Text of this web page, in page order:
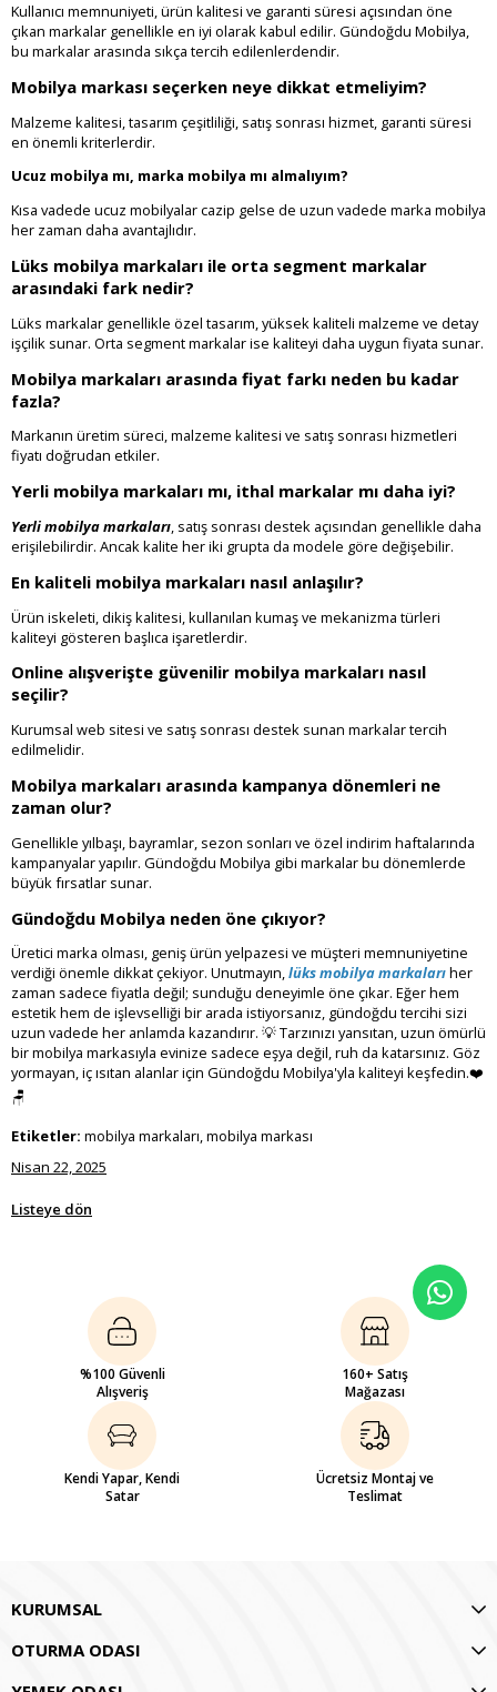
Kullanıcı memnuniyeti, ürün kalitesi ve garanti süresi açısından öne
çıkan markalar genellikle en iyi olarak kabul edilir. Gündoğdu Mobilya,
bu markalar arasında sıkça tercih edilenlerdendir.
Mobilya markası seçerken neye dikkat etmeliyim?
Malzeme kalitesi, tasarım çeşitliliği, satış sonrası hizmet, garanti süresi
en önemli kriterlerdir.
Ucuz mobilya mı, marka mobilya mı almalıyım?
Kısa vadede ucuz mobilyalar cazip gelse de uzun vadede marka mobilya
her zaman daha avantajlıdır.
Lüks mobilya markaları ile orta segment markalar
arasındaki fark nedir?
Lüks markalar genellikle özel tasarım, yüksek kaliteli malzeme ve detay
işçilik sunar. Orta segment markalar ise kaliteyi daha uygun fiyata sunar.
Mobilya markaları arasında fiyat farkı neden bu kadar
fazla?
Markanın üretim süreci, malzeme kalitesi ve satış sonrası hizmetleri
fiyatı doğrudan etkiler.
Yerli mobilya markaları mı, ithal markalar mı daha iyi?
Yerli mobilya markaları, satış sonrası destek açısından genellikle daha
erişilebilirdir. Ancak kalite her iki grupta da modele göre değişebilir.
En kaliteli mobilya markaları nasıl anlaşılır?
Ürün iskeleti, dikiş kalitesi, kullanılan kumaş ve mekanizma türleri
kaliteyi gösteren başlıca işaretlerdir.
Online alışverişte güvenilir mobilya markaları nasıl
seçilir?
Kurumsal web sitesi ve satış sonrası destek sunan markalar tercih
edilmelidir.
Mobilya markaları arasında kampanya dönemleri ne
zaman olur?
Genellikle yılbaşı, bayramlar, sezon sonları ve özel indirim haftalarında
kampanyalar yapılır. Gündoğdu Mobilya gibi markalar bu dönemlerde
büyük fırsatlar sunar.
Gündoğdu Mobilya neden öne çıkıyor?
Üretici marka olması, geniş ürün yelpazesi ve müşteri memnuniyetine
verdiği önemle dikkat çekiyor. Unutmayın,lüks mobilya markalarıher
zaman sadece fiyatla değil; sunduğu deneyimle öne çıkar. Eğer hem
estetik hem de işlevselliği bir arada istiyorsanız, gündoğdu tercihi sizi
uzun vadede her anlamda kazandırır. 💡 Tarzınızı yansıtan, uzun ömürlü
bir mobilya markasıyla evinize sadece eşya değil, ruh da katarsınız. Göz
yormayan, iç ısıtan alanlar için Gündoğdu Mobilya'yla kaliteyi keşfedin.❤️
🪑
Etiketler: mobilya markaları, mobilya markası
Nisan 22, 2025
Listeye dön
%100 Güvenli
Alışveriş
160+ Satış
Mağazası
Kendi Yapar, Kendi
Satar
Ücretsiz Montaj ve
Teslimat
KURUMSAL
OTURMA ODASI